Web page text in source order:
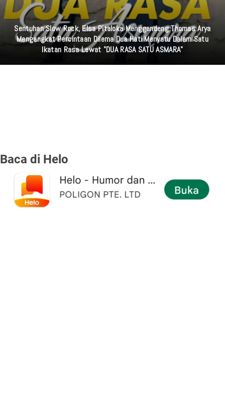
Sentuhan Slow Rock, Elsa Pitaloka Menggandeng Thomas Arya
Mengangkat Percintaan Dilema Dua Hati Menyatu Dalam Satu
Ikatan Rasa Lewat "DUA RASA SATU ASMARA"
Baca di Helo